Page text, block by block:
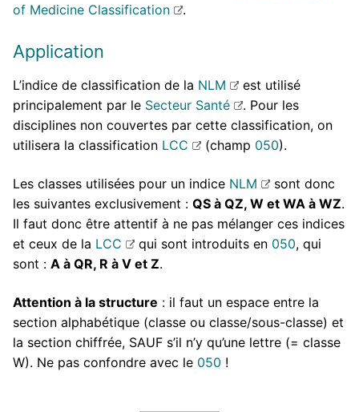
of Medicine Classification
.
Application
L’indice de classification de la NLM
est utilisé
principalement par le Secteur Santé
. Pour les
disciplines non couvertes par cette classification, on
utilisera la classification LCC (champ 050).
Les classes utilisées pour un indice NLM
sont donc
les suivantes exclusivement : QS à QZ, W et WA à WZ.
Il faut donc être attentif à ne pas mélanger ces indices
et ceux de la LCC qui sont introduits en 050, qui
sont : A à QR, R à V et Z.
Attention à la structure : il faut un espace entre la
section alphabétique (classe ou classe/sous-classe) et
la section chiffrée, SAUF s’il n’y qu’une lettre (= classe
W). Ne pas confondre avec le 050 !